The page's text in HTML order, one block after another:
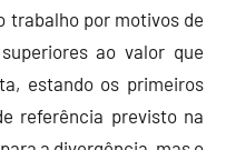
trabalho por motivos de
ao valor que
estando os primeiros
referência previsto na